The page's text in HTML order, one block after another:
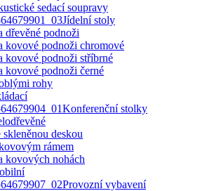
sedací soupravy
Jídelní stoly
dřevěné podnoži
kovové podnoži chromové
kovové podnoži stříbrné
kovové podnoži černé
rohy
Konferenční stolky
skleněnou deskou
rámem
kovových nohách
Provozní vybavení